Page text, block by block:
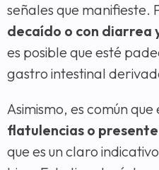
señales que manifieste.
decaído o con diarrea
es posible que esté
gastro intestinal
Asimismo, es común
flatulencias o
que es un claro